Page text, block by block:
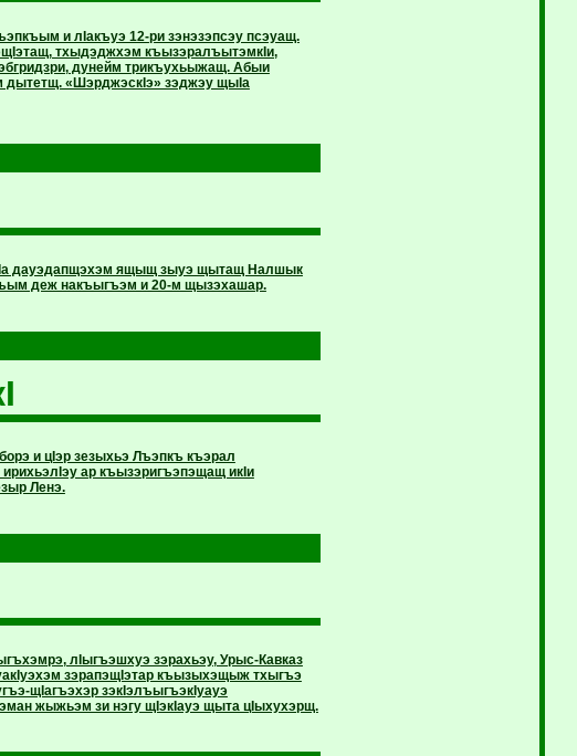
и лIакъуэ 12-ри зэнэзэпсэу псэуащ.
тхыдэджхэм къызэралъытэмкIи,
дунейм трикъухьыжащ. Абыи
дытетщ. «ШэрджэскIэ» зэджэу щыIа
дауэдапщэхэм ящыщ зыуэ щытащ Налшык
деж накъыгъэм и 20-м щызэхашар.
и цIэр зезыхьэ Лъэпкъ къэрал
ар къызэригъэпэщащ икIи
Ленэ.
лIыгъэшхуэ зэрахьэу, Урыс-Кавказ
зэрапэщIэтар къызыхэщыж тхыгъэ
щIагъэхэр зэкIэлъыгъэкIуауэ
жыжьэм зи нэгу щIэкIауэ щыта цIыхухэрщ.